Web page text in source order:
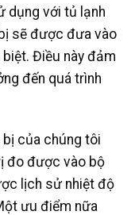
dụng với tủ lạnh
sẽ được đưa vào
Điều này đảm
đến quá trình
của chúng tôi
đo được vào bộ
lịch sử nhiệt độ
ưu điểm nữa